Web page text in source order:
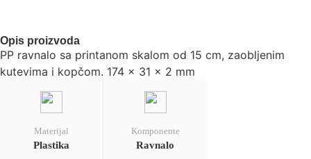
Opis proizvoda
PP ravnalo sa printanom skalom od 15 cm, zaobljenim
kutevima i kopčom. 174 x 31 x 2 mm
Materijal
Plastika
Komponente
Ravnalo